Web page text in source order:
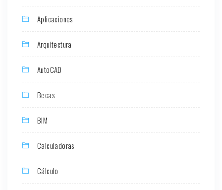
Aplicaciones
Arquitectura
AutoCAD
Becas
BIM
Calculadoras
Cálculo